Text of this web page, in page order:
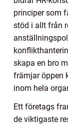
principer som
stöd i allt från
skapa en bro
främjar öppen
inom hela
Ett företags
de viktigaste